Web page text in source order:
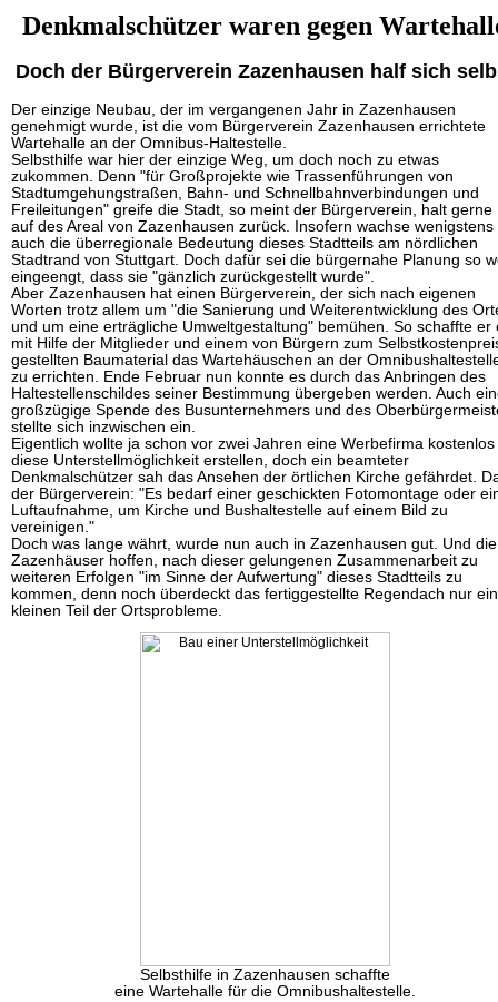
Denkmalschützer waren gegen
Doch der Bürgerverein Zazenhausen half sich
Der einzige Neubau, der im vergangenen Jahr in Zazenhausen
genehmigt wurde, ist die vom Bürgerverein Zazenhausen errichtete
Wartehalle an der Omnibus-Haltestelle.
Selbsthilfe war hier der einzige Weg, um doch noch zu etwas
zukommen. Denn "für Großprojekte wie Trassenführungen von
Stadtumgehungstraßen, Bahn- und Schnellbahnverbindungen und
Freileitungen" greife die Stadt, so meint der Bürgerverein, halt gerne
auf des Areal von Zazenhausen zurück. Insofern wachse wenigstens
auch die überregionale Bedeutung dieses Stadtteils am nördlichen
Stadtrand von Stuttgart. Doch dafür sei die bürgernahe Planung so
eingeengt, dass sie "gänzlich zurückgestellt wurde".
Aber Zazenhausen hat einen Bürgerverein, der sich nach eigenen
Worten trotz allem um "die Sanierung und Weiterentwicklung des
und um eine erträgliche Umweltgestaltung" bemühen. So schaffte er
mit Hilfe der Mitglieder und einem von Bürgern zum
gestellten Baumaterial das Wartehäuschen an der
zu errichten. Ende Februar nun konnte es durch das Anbringen des
Haltestellenschildes seiner Bestimmung übergeben werden. Auch
großzügige Spende des Busunternehmers und des
stellte sich inzwischen ein.
Eigentlich wollte ja schon vor zwei Jahren eine Werbefirma kostenlos
diese Unterstellmöglichkeit erstellen, doch ein beamteter
Denkmalschützer sah das Ansehen der örtlichen Kirche gefährdet.
der Bürgerverein: "Es bedarf einer geschickten Fotomontage oder
Luftaufnahme, um Kirche und Bushaltestelle auf einem Bild zu
vereinigen."
Doch was lange währt, wurde nun auch in Zazenhausen gut. Und die
Zazenhäuser hoffen, nach dieser gelungenen Zusammenarbeit zu
weiteren Erfolgen "im Sinne der Aufwertung" dieses Stadtteils zu
kommen, denn noch überdeckt das fertiggestellte Regendach nur
kleinen Teil der Ortsprobleme.
Selbsthilfe in Zazenhausen schaffte
eine Wartehalle für die Omnibushaltestelle.